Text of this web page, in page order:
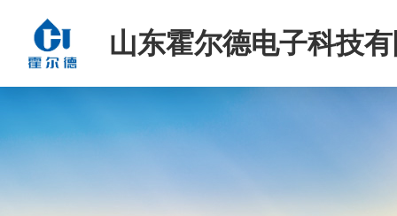
山东霍尔德电子科技